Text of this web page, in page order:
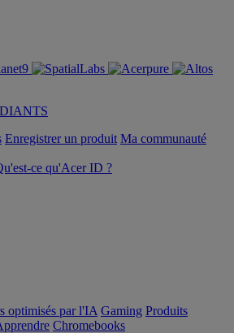
Enregistrer un produit Ma communauté
ce qu'Acer ID ?
optimisés par l'IA Gaming Produits
Chromebooks